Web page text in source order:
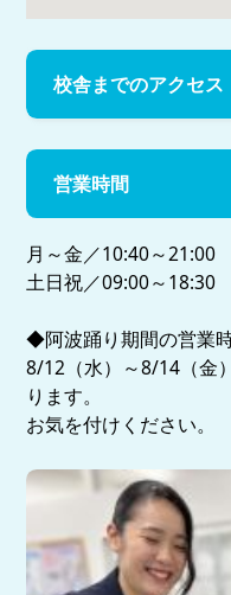
校舎までのアクセス
営業時間
月～金／10:40～21:00
土日祝／09:00～18:30
◆阿波踊り期間の営業
8/12（水）～8/14（金
ります。
お気を付けください。